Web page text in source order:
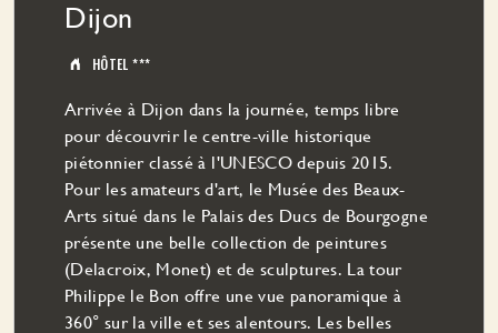
Dijon
HÔTEL ***
Arrivée à Dijon dans la journée, temps libre
pour découvrir le centre-ville historique
piétonnier classé à l'UNESCO depuis 2015.
Pour les amateurs d'art, le Musée des Beaux-
Arts situé dans le Palais des Ducs de Bourgogne
présente une belle collection de peintures
(Delacroix, Monet) et de sculptures. La tour
Philippe le Bon offre une vue panoramique à
360° sur la ville et ses alentours. Les belles